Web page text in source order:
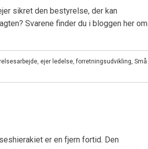
sikret den bestyrelse, der kan
Svarene finder du i bloggen her om
, ejer ledelse,forretningsudvikling, Små
er en fjern fortid. Den